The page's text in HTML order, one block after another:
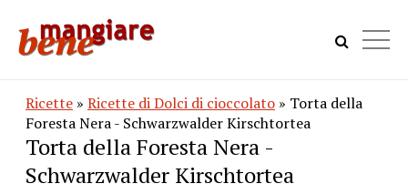
Ricette » Ricette di Dolci di cioccolato » Torta della
Foresta Nera - Schwarzwalder Kirschtortea
Torta della Foresta Nera -
Schwarzwalder Kirschtortea